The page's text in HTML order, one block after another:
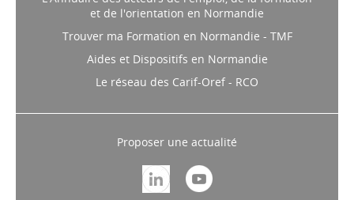
et de l'orientation en Normandie
Trouver ma Formation en Normandie - TMF
Aides et Dispositifs en Normandie
Le réseau des Carif-Oref - RCO
Proposer une actualité